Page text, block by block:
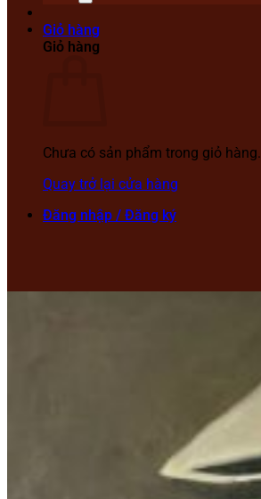
Giỏ hàng
Giỏ hàng
Chưa có sản phẩm trong giỏ hàng.
Quay trở lại cửa hàng
Đăng nhập / Đăng ký